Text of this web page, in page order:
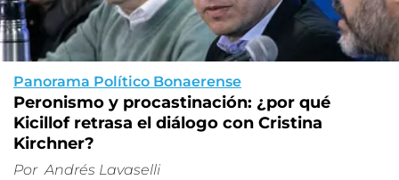
Panorama Político Bonaerense
Peronismo y procastinación: ¿por qué
Kicillof retrasa el diálogo con Cristina
Kirchner?
Por Andrés Lavaselli